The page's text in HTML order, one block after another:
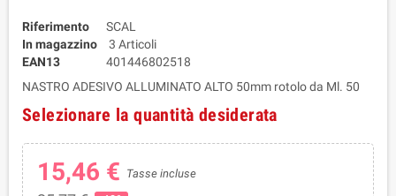
Riferimento
SCAL
In magazzino
3 Articoli
EAN13
401446802518
NASTRO ADESIVO ALLUMINATO ALTO 50mm rotolo da Ml. 50
Selezionare la quantità desiderata
15,46 € Tasse incluse